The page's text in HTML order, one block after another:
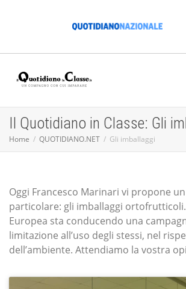
Il Quotidiano in Classe: Gli
Home QUOTIDIANO.NET Gli imballaggi
Oggi Francesco Marinari vi propone
particolare: gli imballaggi ortofrutticoli.
Europea sta conducendo una
limitazione all’uso degli stessi, nel
dell’ambiente. Attendiamo la vostra